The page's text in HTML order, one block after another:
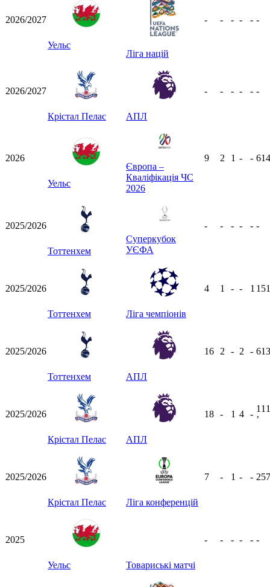
2026/2027
Уельс
Ліга націй
- - - - - -
2026/2027
Крістал Пелас АПЛ
- - - - - -
2026
Уельс
Європа –
Кваліфікація ЧС
2026
9 2 1 - -
2025/2026
Тоттенхем
Суперкубок
УЄФА
- - - - - -
2025/2026
Тоттенхем Ліга чемпіонів
4 1 - - 1
2025/2026
Тоттенхем АПЛ
16 2 - 2 -
2025/2026
Крістал Пелас АПЛ
18 - 1 4 -
ʼ
2025/2026
Крістал Пелас Ліга конференцій
7 - 1 - -
2025
Уельс Товариські матчі
- - - - - -